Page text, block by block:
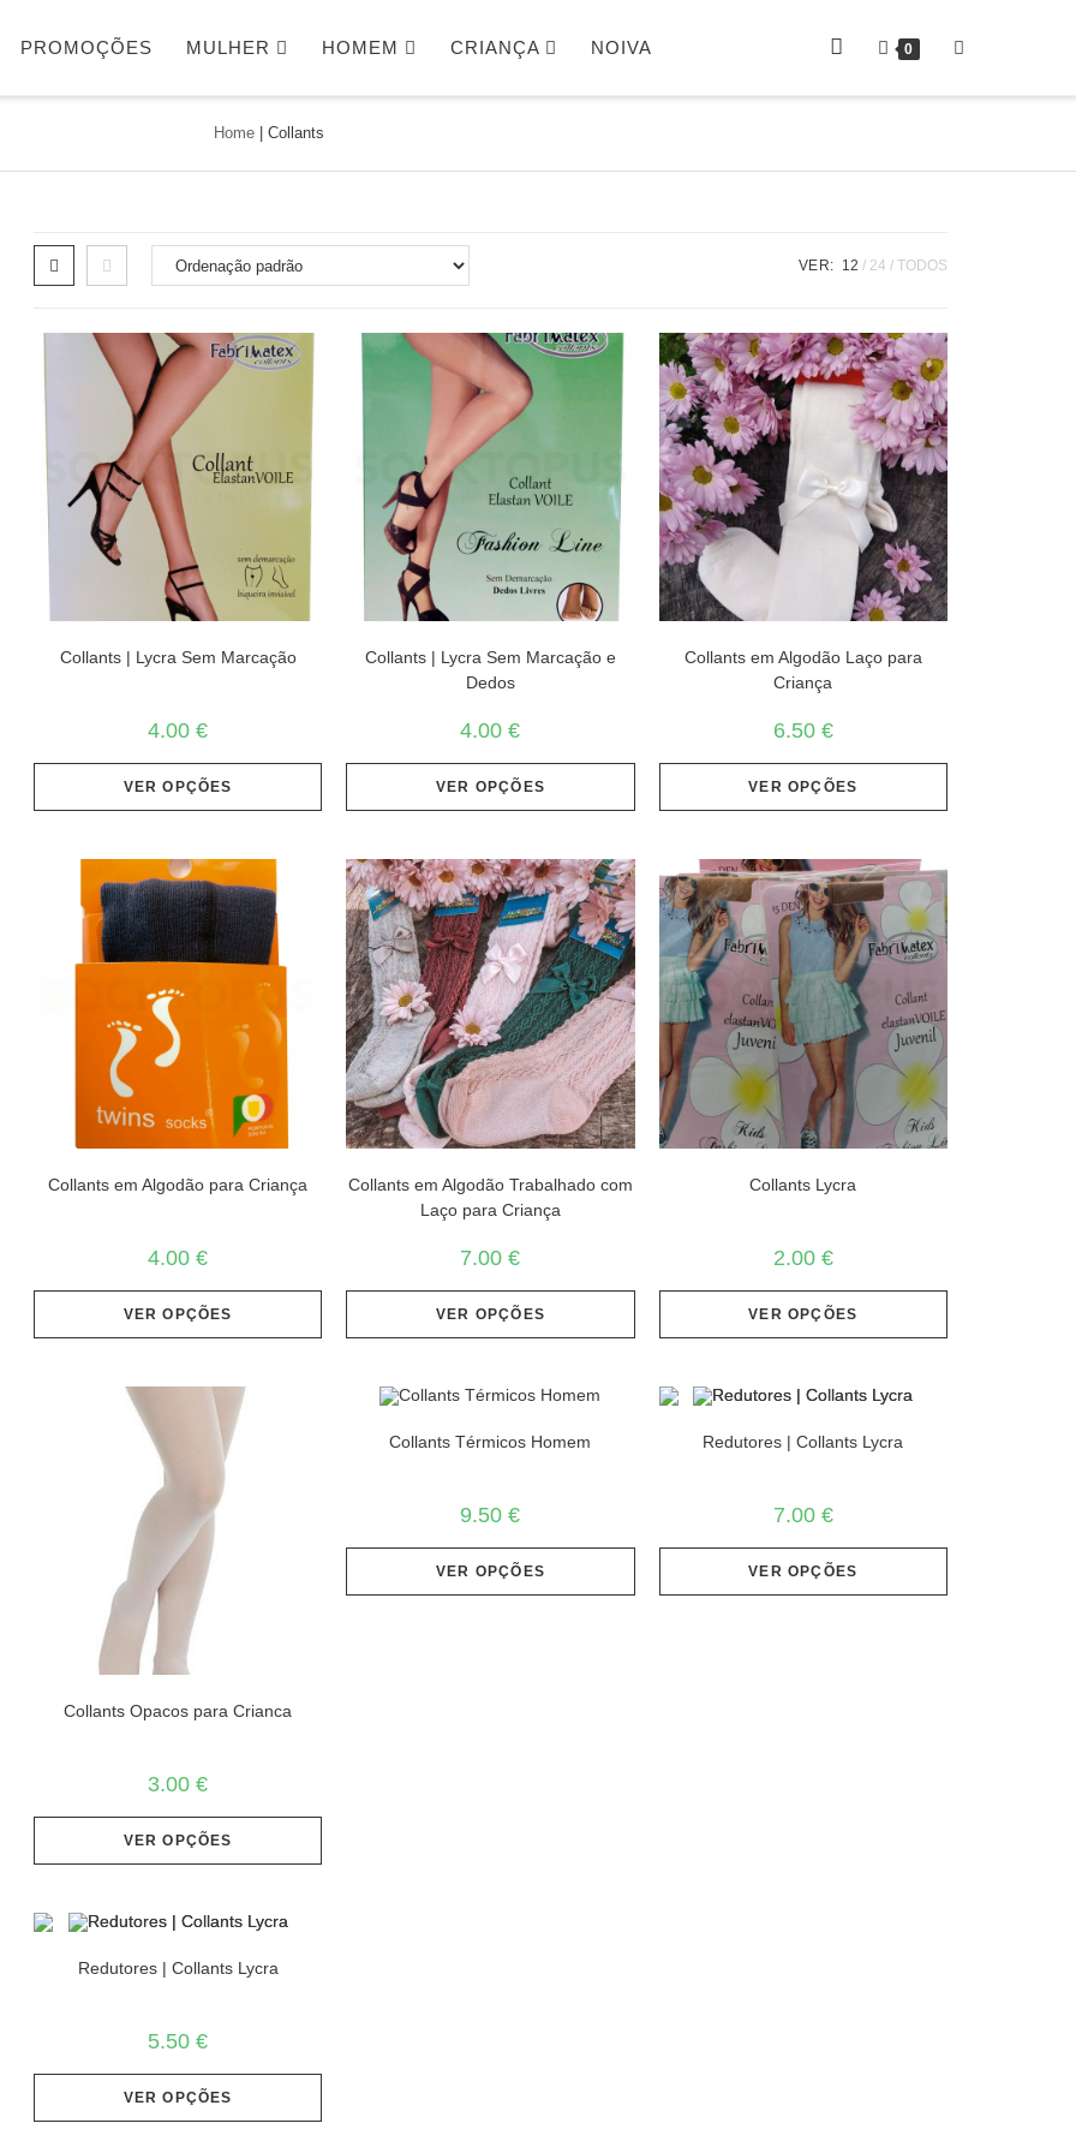
PROMOÇÕES MULHER HOMEM CRIANÇA NOIVA 0
Home Collants
VER: 12 24 TODOS
Collants | Lycra Sem Marcação
4.00€
VER OPÇÕES
Collants | Lycra Sem Marcação e
Dedos
4.00€
VER OPÇÕES
Collants em Algodão Laço para
Criança
6.50 €
VER OPÇÕES
Collants em Algodão para Criança
4.00€
VER OPÇÕES
Collants em Algodão Trabalhado com
Laço para Criança
7.00€
VER OPÇÕES
Collants Lycra
2.00 €
VER OPÇÕES
Collants Opacos para Crianca
3.00€
VER OPÇÕES
Collants Térmicos Homem
9.50€
VER OPÇÕES
Redutores | Collants Lycra
7.00 €
VER OPÇÕES
Redutores | Collants Lycra
5.50€
VER OPÇÕES